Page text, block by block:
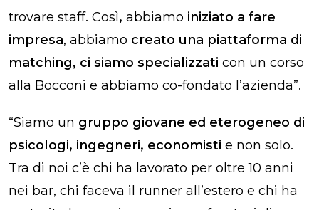
trovare staff. Così, abbiamo iniziato a fare
impresa, abbiamo creato una piattaforma di
matching, ci siamo specializzati con un corso
alla Bocconi e abbiamo co-fondato l’azienda”.
“Siamo un gruppo giovane ed eterogeneo di
psicologi, ingegneri, economisti e non solo.
Tra di noi c’è chi ha lavorato per oltre 10 anni
nei bar, chi faceva il runner all’estero e chi ha